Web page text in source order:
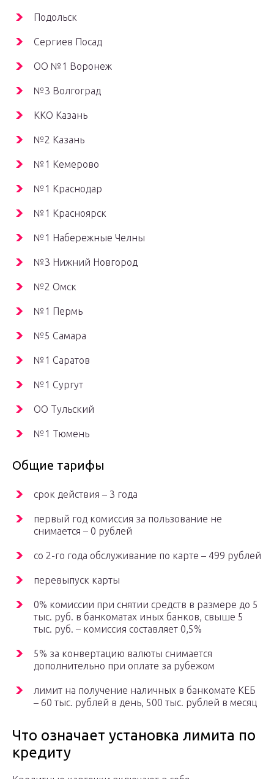
Подольск
Сергиев Посад
OO №1 Воронеж
№3 Волгоград
ККО Казань
№2 Казань
№1 Кемерово
№1 Краснодар
№1 Красноярск
№1 Набережные Челны
№3 Нижний Новгород
№2 Омск
№1 Пермь
№5 Самара
№1 Саратов
№1 Сургут
OO Тульский
№1 Тюмень
Общие тарифы
срок действия – 3 года
первый год комиссия за пользование не
снимается – 0 рублей
со 2-го года обслуживание по карте – 499 рублей
перевыпуск карты
0% комиссии при снятии средств в размере до 5
тыс. руб. в банкоматах иных банков, свыше 5
тыс. руб. – комиссия составляет 0,5%
5% за конвертацию валюты снимается
дополнительно при оплате за рубежом
лимит на получение наличных в банкомате КЕБ
– 60 тыс. рублей в день, 500 тыс. рублей в месяц
Что означает установка лимита по
кредиту